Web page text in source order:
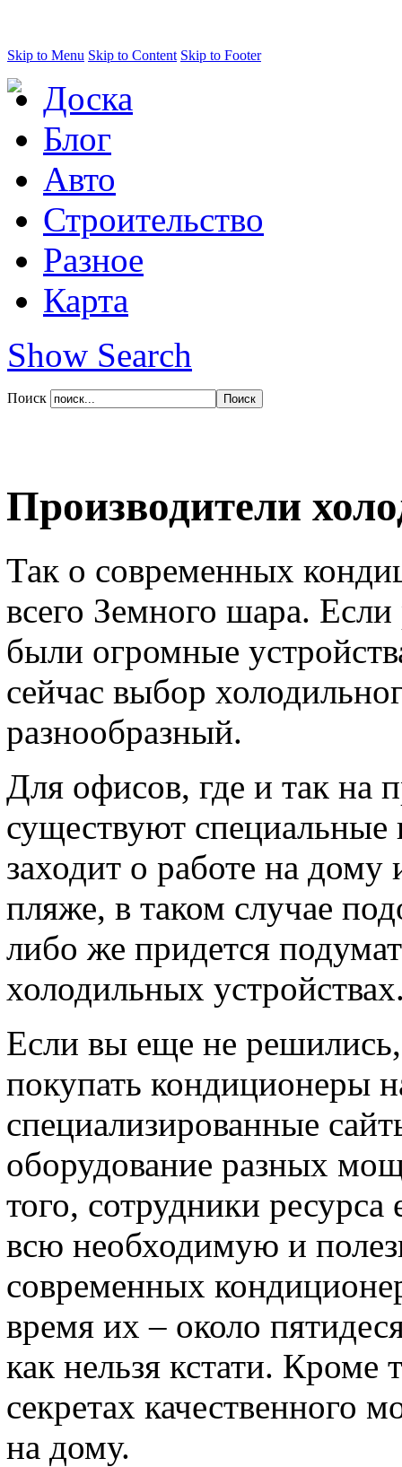
Skip to Menu Skip to Content Skip to Footer
Доска
Блог
Авто
Строительство
Разное
Карта
Show Search
Поиск
Производители
Так о современных
всего Земного шара.
были огромные
сейчас выбор
разнообразный.
Для офисов, где и так на
существуют
заходит о работе на
пляже, в таком случае
либо же придется
холодильных
Если вы еще не
покупать кондиционеры
специализированные
оборудование разных
того, сотрудники
всю необходимую и
современных
время их – около
как нельзя кстати. Кроме
секретах качественного
на дому.